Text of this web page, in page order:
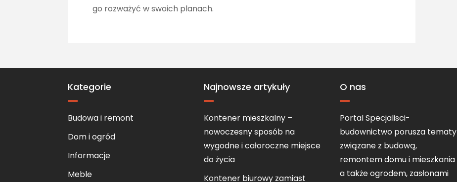
go rozważyć w swoich planach.
Kategorie
Budowa i remont
Dom i ogród
Informacje
Meble
Najnowsze artykuły
Kontener mieszkalny –
nowoczesny sposób na
wygodne i całoroczne miejsce
do życia
Kontener biurowy zamiast
O nas
Portal Specjalisci-
budownictwo porusza tematy
związane z budową,
remontem domu i mieszkania
a także ogrodem, zasłonami